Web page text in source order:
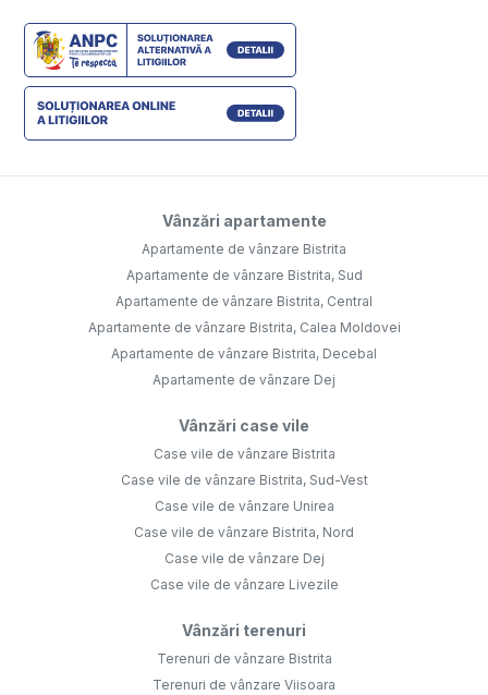
Vânzări apartamente
Apartamente de vânzare Bistrita
Apartamente de vânzare Bistrita, Sud
Apartamente de vânzare Bistrita, Central
Apartamente de vânzare Bistrita, Calea Moldovei
Apartamente de vânzare Bistrita, Decebal
Apartamente de vânzare Dej
Vânzări case vile
Case vile de vânzare Bistrita
Case vile de vânzare Bistrita, Sud-Vest
Case vile de vânzare Unirea
Case vile de vânzare Bistrita, Nord
Case vile de vânzare Dej
Case vile de vânzare Livezile
Vânzări terenuri
Terenuri de vânzare Bistrita
Terenuri de vânzare Viisoara